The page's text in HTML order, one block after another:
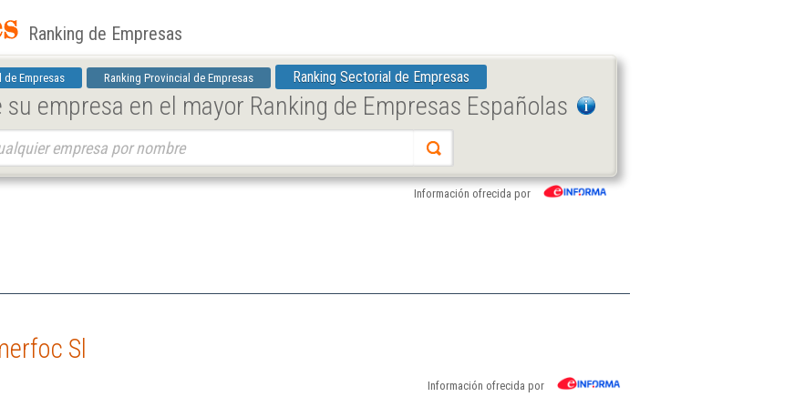
Ranking de Empresas
de Empresas Ranking Provincial de Empresas Ranking Sectorial de Empresas
empresa en el mayor Ranking de Empresas Españolas
Información ofrecida por
Sl
Información ofrecida por